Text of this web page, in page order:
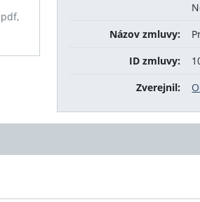
Názov zmluvy:
ID zmluvy:
Zverejnil: